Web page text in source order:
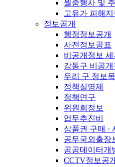
월중행사 및
고유가 피해
정보공개
행정정보공개
사전정보공표
비공개정보
강동구 비공
우리 구 정보
정책실명제
정책연구
위원회정보
업무추진비
상품권 구매 ·
공무국외출장
공공데이터개
CCTV정보공